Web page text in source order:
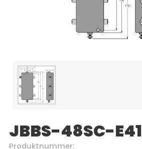
JBBS-48SC-
Produktnummer: